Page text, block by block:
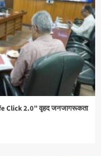
Click 2.0” वृहद जनजागरूकता